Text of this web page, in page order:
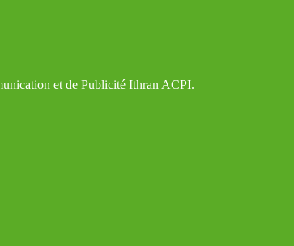
et de Publicité Ithran ACPI.